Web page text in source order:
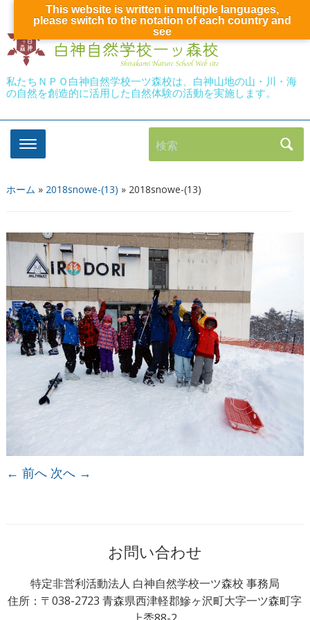
私たちＮＰＯ白神自然学校一ツ森校は、白神山地の山・川・海
の自然を創造的に活用した自然体験の活動を実施します。
検索
ホーム » 2018snowe-(13) » 2018snowe-(13)
← 前へ 次へ →
お問い合わせ
特定非営利活動法人 白神自然学校一ツ森校 事務局
住所：〒038-2723 青森県西津軽郡鰺ヶ沢町大字一ツ森町字
This website is written in multiple languages,
please switch to the notation of each country and
see